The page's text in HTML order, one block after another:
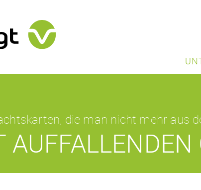
die man nicht mehr aus
AUFFALLENDEN